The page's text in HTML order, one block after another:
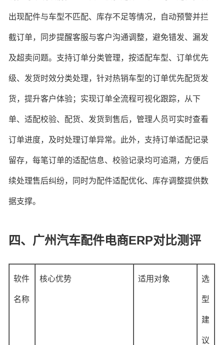
出现配件与车型不匹配、库存不足等情况，自动预警并拦
截订单，同步提醒客服与客户沟通调整，避免错发、漏发
及超卖问题。支持订单分类管理，按适配车型、订单优先
级、发货时效分类处理，针对热销车型的订单优先配货发
货，提升客户体验；实现订单全流程可视化跟踪，从下
单、适配校验、配货、发货到售后，管理人员可实时查看
订单进度，及时处理订单异常。此外，支持订单适配记录
留存，每笔订单的适配信息、校验记录均可追溯，方便后
续处理售后纠纷，同时为配件适配优化、库存调整提供数
据支撑。
四、广州汽车配件电商ERP对比测评
软件
名称
核心优势 适用对象 选
型
建
议